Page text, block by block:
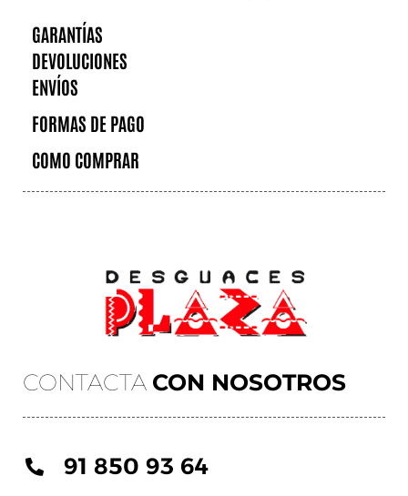
CONTACTA CON NOSOTROS
91 850 93 64
GARANTÍAS
DEVOLUCIONES
ENVÍOS
FORMAS DE PAGO
COMO COMPRAR